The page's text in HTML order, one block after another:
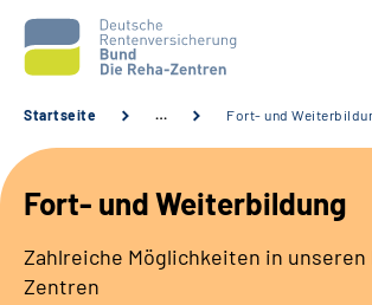
Aktuelles
Unsere Kliniken
Reha von A bis Z
Startseite … Fort- und
Fort- und Weiterbildung
Zahlreiche Möglichkeiten in unseren
Zentren